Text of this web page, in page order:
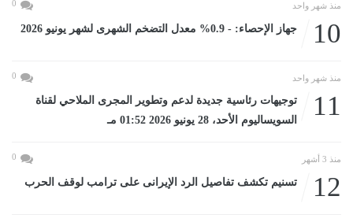
منذ شهر واحد 0
10 جهاز الإحصاء: - 0.9% معدل التضخم الشهرى لشهر يونيو 2026
منذ شهر واحد 0
11
توجيهات رئاسية جديدة لدعم وتطوير المجرى الملاحي لقناة
السويساليوم الأحد، 28 يونيو 2026 01:52 مـ
منذ 3 أشهر 0
12 تسنيم تكشف تفاصيل الرد الإيرانى على ترامب لوقف الحرب